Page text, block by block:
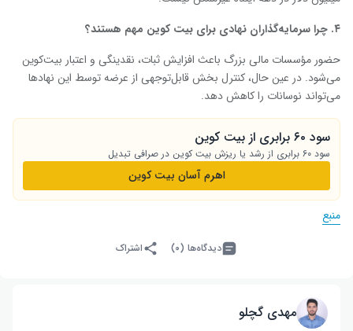
۴. چرا سرمایه‌گذاران نهادی برای بیت‌ کوین مهم هستند؟
حضور مؤسسات مالی بزرگ باعث افزایش ثبات، نقدینگی و اعتبار بیت‌کوین
می‌شود. در عین حال، کنترل بخش قابل‌توجهی از عرضه توسط این نهادها
می‌تواند نوسانات را کاهش دهد.
سود ۶۰ برابری از بیت کوین
سود ۶۰ برابری از رشد یا ریزش بیت کوین در صرافی تبدیل
اهرم آسان بیت کوین
منبع
دیدگاه‌ها (۰) اشتراک
مهدی گچلو